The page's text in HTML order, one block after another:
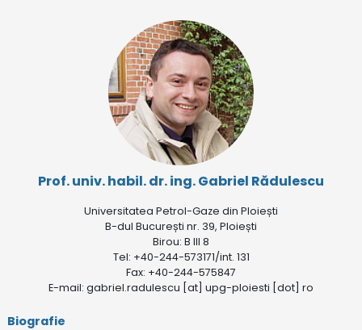
Prof. univ. habil. dr. ing. Gabriel Rădulescu
Universitatea Petrol-Gaze din Ploiești
B-dul București nr. 39, Ploiești
Birou: B III 8
Tel: +40-244-573171/int. 131
Fax: +40-244-575847
E-mail: gabriel.radulescu [at] upg-ploiesti [dot] ro
Biografie